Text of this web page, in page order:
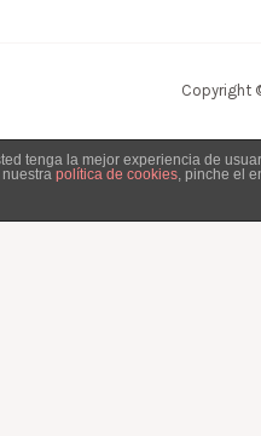
Copyright
tenga la mejor experiencia de
política de cookies , pinche el